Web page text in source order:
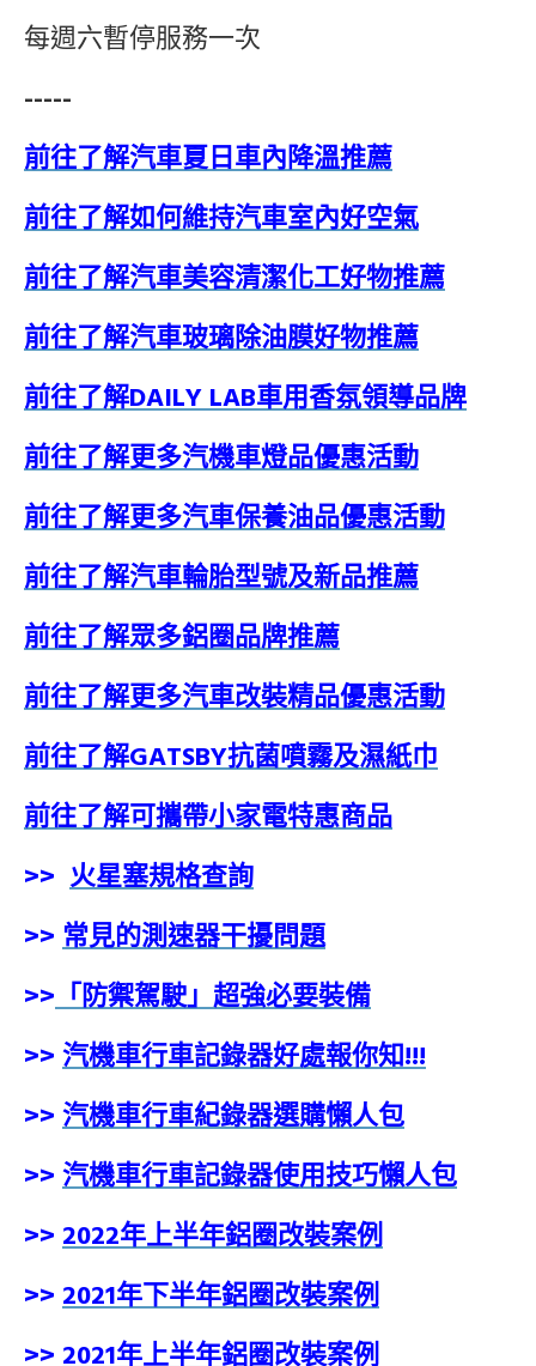
每週六暫停服務一次
-----
前往了解汽車夏日車內降溫推薦
前往了解如何維持汽車室內好空氣
前往了解汽車美容清潔化工好物推薦
前往了解汽車玻璃除油膜好物推薦
前往了解DAILY LAB車用香氛領導品牌
前往了解更多汽機車燈品優惠活動
前往了解更多汽車保養油品優惠活動
前往了解汽車輪胎型號及新品推薦
前往了解眾多鋁圈品牌推薦
前往了解更多汽車改裝精品優惠活動
前往了解GATSBY抗菌噴霧及濕紙巾
前往了解可攜帶小家電特惠商品
>> 火星塞規格查詢
>> 常見的測速器干擾問題
>>「防禦駕駛」超強必要裝備
>> 汽機車行車記錄器好處報你知!!!
>> 汽機車行車紀錄器選購懶人包
>> 汽機車行車記錄器使用技巧懶人包
>> 2022年上半年鋁圈改裝案例
>> 2021年下半年鋁圈改裝案例
>> 2021年上半年鋁圈改裝案例